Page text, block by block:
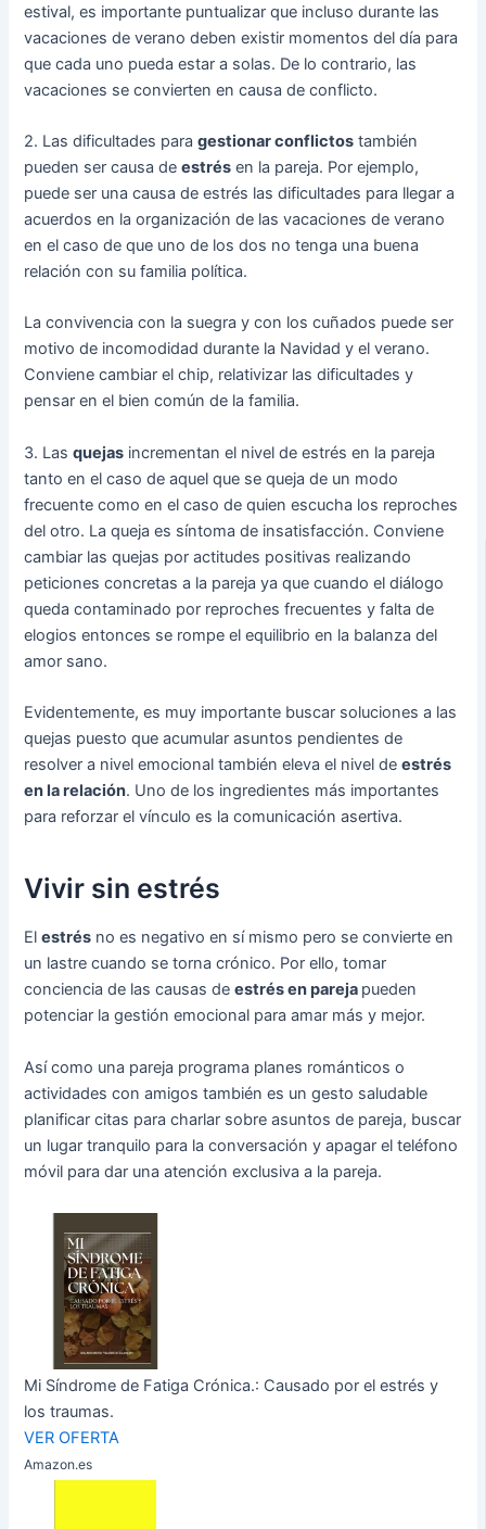
estival, es importante puntualizar que incluso durante las
vacaciones de verano deben existir momentos del día para
que cada uno pueda estar a solas. De lo contrario, las
vacaciones se convierten en causa de conflicto.
2. Las dificultades paragestionar conflictos también
pueden ser causa deestrés en la pareja. Por ejemplo,
puede ser una causa de estrés las dificultades para llegar a
acuerdos en la organización de las vacaciones de verano
en el caso de que uno de los dos no tenga una buena
relación con su familia política.
La convivencia con la suegra y con los cuñados puede ser
motivo de incomodidad durante la Navidad y el verano.
Conviene cambiar el chip, relativizar las dificultades y
pensar en el bien común de la familia.
3. Lasquejas incrementan el nivel de estrés en la pareja
tanto en el caso de aquel que se queja de un modo
frecuente como en el caso de quien escucha los reproches
del otro. La queja es síntoma de insatisfacción. Conviene
cambiar las quejas por actitudes positivas realizando
peticiones concretas a la pareja ya que cuando el diálogo
queda contaminado por reproches frecuentes y falta de
elogios entonces se rompe el equilibrio en la balanza del
amor sano.
Evidentemente, es muy importante buscar soluciones a las
quejas puesto que acumular asuntos pendientes de
resolver a nivel emocional también eleva el nivel deestrés
en la relación. Uno de los ingredientes más importantes
para reforzar el vínculo es la comunicación asertiva.
Vivir sin estrés
Elestrés no es negativo en sí mismo pero se convierte en
un lastre cuando se torna crónico. Por ello, tomar
conciencia de las causas deestrés en pareja pueden
potenciar la gestión emocional para amar más y mejor.
Así como una pareja programa planes románticos o
actividades con amigos también es un gesto saludable
planificar citas para charlar sobre asuntos de pareja, buscar
un lugar tranquilo para la conversación y apagar el teléfono
móvil para dar una atención exclusiva a la pareja.
Mi Síndrome de Fatiga Crónica.: Causado por el estrés y
los traumas.
VER OFERTA
Amazon.es